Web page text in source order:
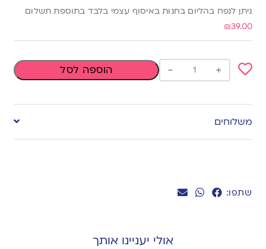
שתפו:
ניתן לנפח בהליום בחנות באיסוף עצמי בלבד בתוספת תשלום
₪39.00
to
wishlist
+
- הוספה לסל
משלוחים
אולי יעניינו אותך